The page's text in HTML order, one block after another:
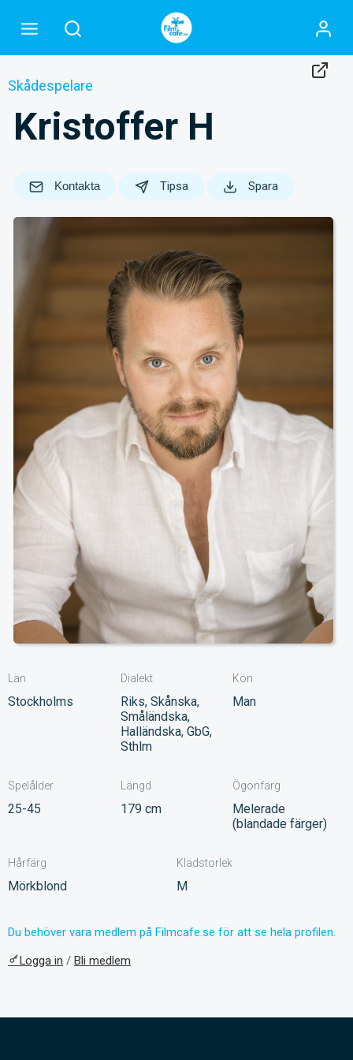
Skådespelare
Kristoffer H
Kontakta Tipsa Spara
Län
Stockholms
Dialekt
Riks, Skånska,
Småländska,
Halländska, GbG,
Sthlm
Kön
Man
Spelålder
25-45
Längd
179 cm
Ögonfärg
Melerade
(blandade färger)
Hårfärg
Mörkblond
Klädstorlek
M
Du behöver vara medlem på Filmcafe.se för att se hela profilen.
Logga in / Bli medlem